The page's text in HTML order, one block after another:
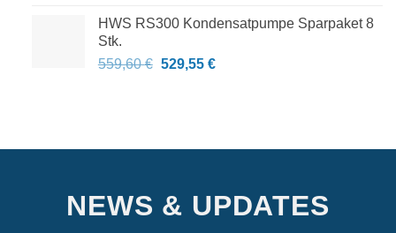
war:
ist:
HWS RS300 Kondensatpumpe Sparpaket 8
Stk.
559,60€ Ursprünglicher
529,55 €Aktueller
NEWS & UPDATES